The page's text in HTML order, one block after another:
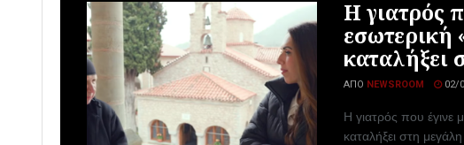
Η γιατρός
εσωτερική
καταλήξει
ΑΠΌ NEWSROOM 02/
Η γιατρός που έγινε
καταλήξει στη